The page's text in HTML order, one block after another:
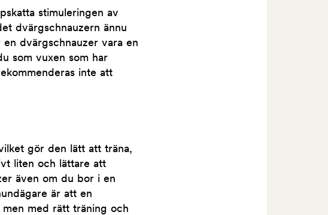
stimuleringen av
dvärgschnauzern ännu
dvärgschnauzer vara en
som vuxen som har
inte att
gör den lätt att träna,
liten och lättare att
även om du bor i en
är att en
med rätt träning och